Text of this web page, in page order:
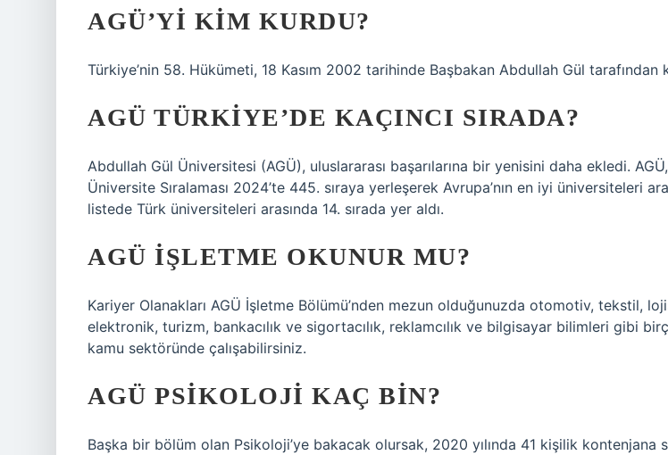
AGÜ’YI KIM KURDU?
Türkiye’nin 58. Hükümeti, 18 Kasım 2002 tarihinde Başbakan Abdullah Gül tarafından
AGÜ TÜRKIYE’DE KAÇINCI SIRADA?
Abdullah Gül Üniversitesi (AGÜ), uluslararası başarılarına bir yenisini daha ekledi.
Üniversite Sıralaması 2024’te 445. sıraya yerleşerek Avrupa’nın en iyi üniversiteleri
listede Türk üniversiteleri arasında 14. sırada yer aldı.
AGÜ IŞLETME OKUNUR MU?
Kariyer Olanakları AGÜ İşletme Bölümü’nden mezun olduğunuzda otomotiv, tekstil,
elektronik, turizm, bankacılık ve sigortacılık, reklamcılık ve bilgisayar bilimleri gibi
kamu sektöründe çalışabilirsiniz.
AGÜ PSIKOLOJI KAÇ BIN?
Başka bir bölüm olan Psikoloji’ye bakacak olursak, 2020 yılında 41 kişilik kontenjana